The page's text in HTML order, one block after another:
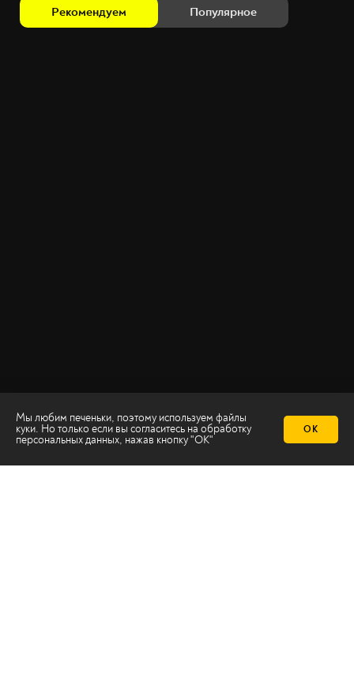
Рекомендуем Популярное
Мы любим печеньки, поэтому используем файлы
куки. Но только если вы согласитесь на обработку
персональных данных, нажав кнопку "ОК"
ОК